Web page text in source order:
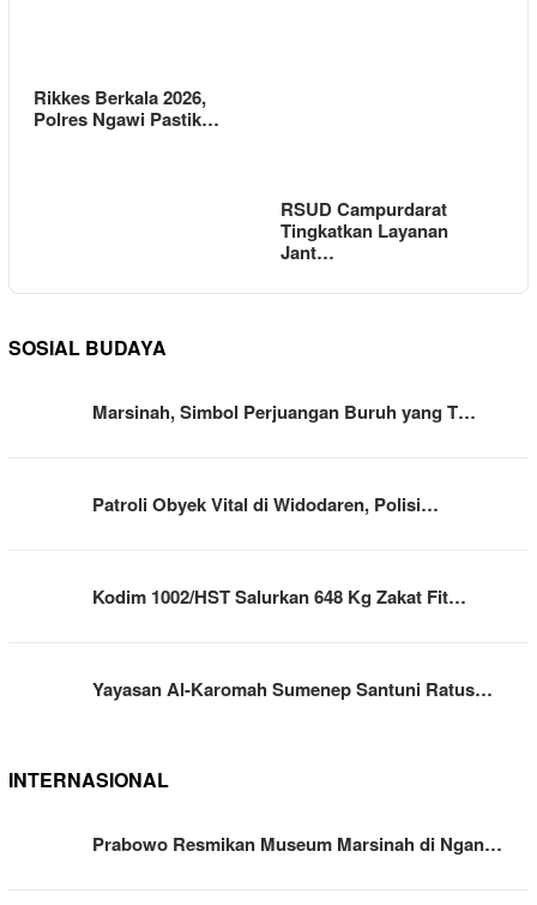
Rikkes Berkala 2026,
Polres Ngawi Pastik…
RSUD Campurdarat
Tingkatkan Layanan
Jant…
SOSIAL BUDAYA
Marsinah, Simbol Perjuangan Buruh yang T…
Patroli Obyek Vital di Widodaren, Polisi…
Kodim 1002/HST Salurkan 648 Kg Zakat Fit…
Yayasan Al-Karomah Sumenep Santuni Ratus…
INTERNASIONAL
Prabowo Resmikan Museum Marsinah di Ngan…